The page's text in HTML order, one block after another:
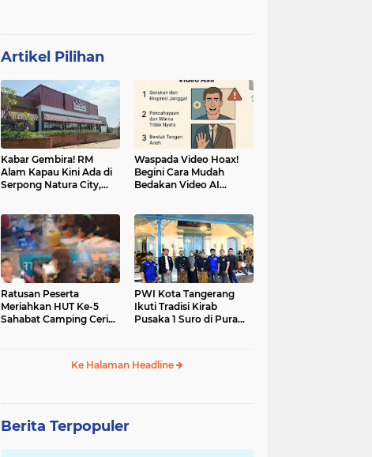
Artikel Pilihan
Kabar Gembira! RM
Alam Kapau Kini Ada di
Serpong Natura City,
Waspada Video Hoax!
Begini Cara Mudah
Bedakan Video AI
Ratusan Peserta
Meriahkan HUT Ke-5
Sahabat Camping Ceria,
PWI Kota Tangerang
Ikuti Tradisi Kirab
Pusaka 1 Suro di Pura
Ke Halaman Headline
Berita Terpopuler